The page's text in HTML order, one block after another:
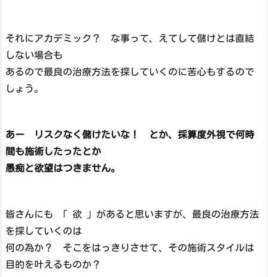
それにアカデミック？ な事って、えてして儲けとは直結
しない場合も
あるので最良の治療方法を探していくのに苦心もするので
しょう。
あー リスクなく儲けたいな！ とか、採算度外視で何時
間も施術したったとか
愚痴と欲望はつきません。
皆さんにも 「 欲 」があると思いますが、最良の治療方法
を探していくのは
何の為か？ そこをはっきりさせて、その施術スタイルは
目的を叶えるものか？